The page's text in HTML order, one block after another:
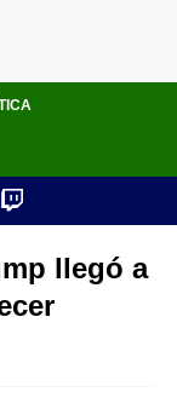
llegó a